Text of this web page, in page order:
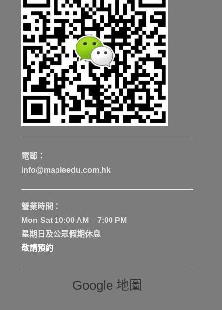
電郵：
info@mapleedu.com.hk
營業時間：
Mon-Sat 10:00 AM – 7:00 PM
星期日及公眾假期休息
敬請預約
Google 地圖